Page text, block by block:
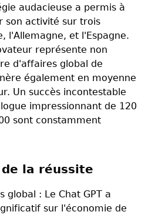
audacieuse a permis à
son activité sur trois
l'Allemagne, et l'Espagne.
représente non
d'affaires global de
également en moyenne
Un succès incontestable
impressionnant de 120
sont constamment
la réussite
: Le Chat GPT a
sur l'économie de